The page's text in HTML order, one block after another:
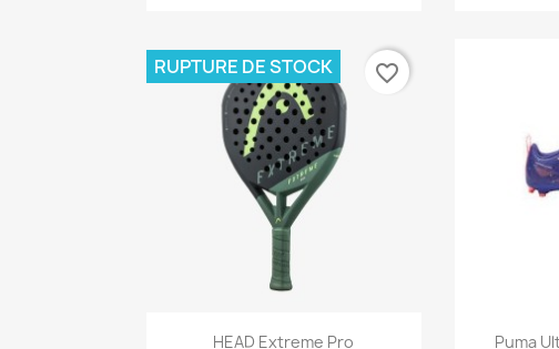
Aperçu rapide
HEAD Extreme Pro
RUPTURE DE STOCK favorite_border

Puma